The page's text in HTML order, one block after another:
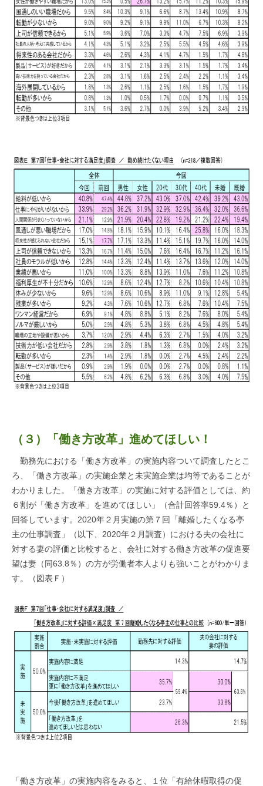
（３） 「働き方改革」進めてほしい！
勤務先における「働き方改革」の実施内容ついて調査したとこ
ろ、「働き方改革」の実施企業と未実施企業は均等であることが
わかりました。「働き方改革」の実施に対する評価としては、約
６割が「働き方改革」を進めてほしい」（合計回答率59.4％）と
回答しています。2020年２月実施の第７回「離婚したくなる亭
主の仕事調査」（以下、2020年２月調査）における夫の会社に
対する妻の評価と比較すると、会社に対する働き方改革の促進要
望は妻（同63.8％）の方が労働者本人よりも強いことがわかりま
す。（図表Ｆ）
「働き方改革」の実施内容をみると、１位「有給休暇取得の促